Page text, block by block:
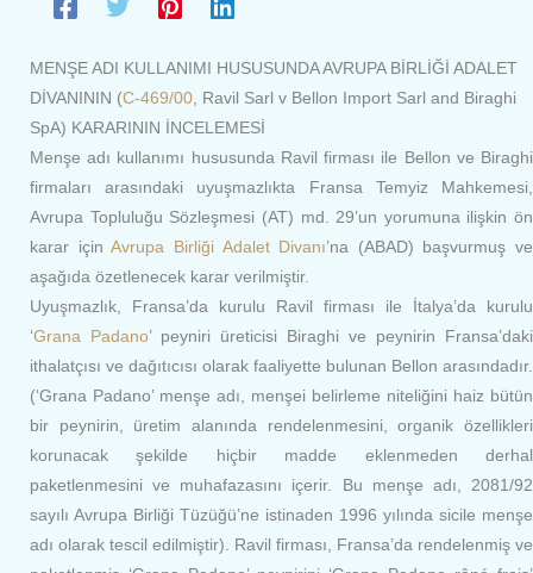
MENŞE ADI KULLANIMI HUSUSUNDA AVRUPA BİRLİĞİ ADALET
DİVANININ (C-469/00, Ravil Sarl v Bellon Import Sarl and Biraghi
SpA) KARARININ İNCELEMESİ
Menşe adı kullanımı hususunda Ravil firması ile Bellon ve Biraghi
firmaları arasındaki uyuşmazlıkta Fransa Temyiz Mahkemesi,
Avrupa Topluluğu Sözleşmesi (AT) md. 29’un yorumuna ilişkin ön
karar içinAvrupa Birliği Adalet Divanı’na (ABAD) başvurmuş ve
aşağıda özetlenecek karar verilmiştir.
Uyuşmazlık, Fransa’da kurulu Ravil firması ile İtalya’da kurulu
‘Grana Padano’ peyniri üreticisi Biraghi ve peynirin Fransa’daki
ithalatçısı ve dağıtıcısı olarak faaliyette bulunan Bellon arasındadır.
(‘Grana Padano’ menşe adı, menşei belirleme niteliğini haiz bütün
bir peynirin, üretim alanında rendelenmesini, organik özellikleri
korunacak şekilde hiçbir madde eklenmeden derhal
paketlenmesini ve muhafazasını içerir. Bu menşe adı, 2081/92
sayılı Avrupa Birliği Tüzüğü’ne istinaden 1996 yılında sicile menşe
adı olarak tescil edilmiştir). Ravil firması, Fransa’da rendelenmiş ve